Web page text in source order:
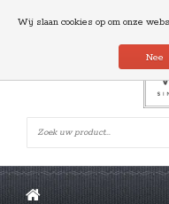
Wij slaan cookies op om onze
Nee